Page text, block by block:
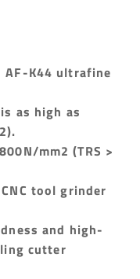
AF-K44 ultrafine
as high as
mm2 (TRS >
tool grinder
and high-
cutter